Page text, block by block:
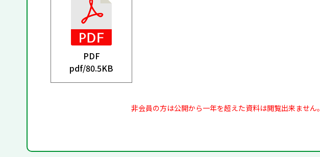
PDF
pdf/80.5KB
非会員の方は公開から一年を超えた資料は閲覧出来ません。